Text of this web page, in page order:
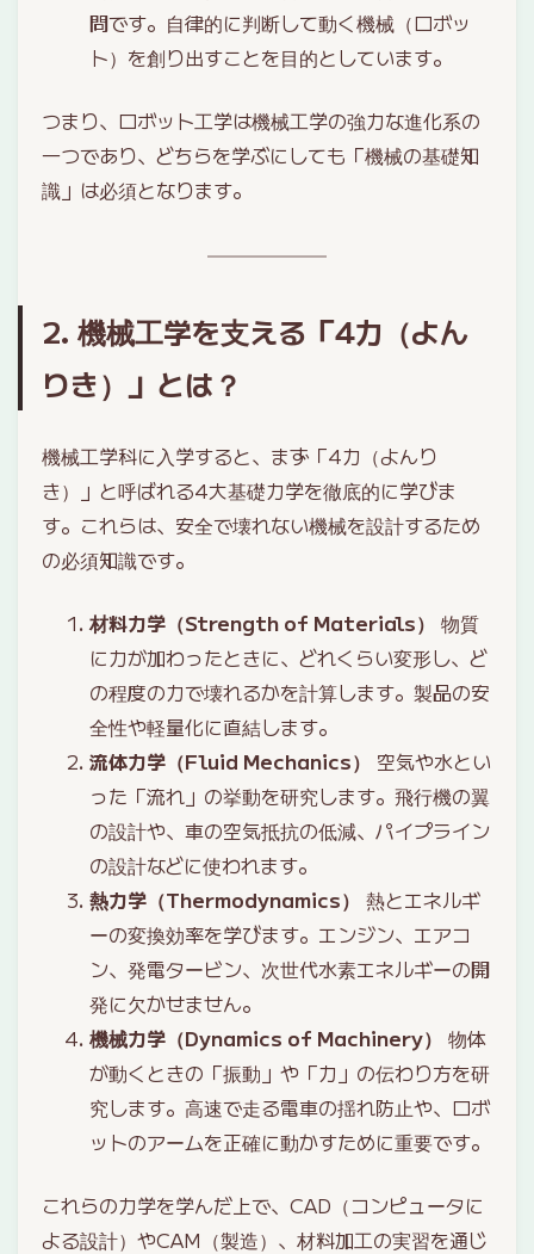
問です。自律的に判断して動く機械（ロボッ
ト）を創り出すことを目的としています。
つまり、ロボット工学は機械工学の強力な進化系の
一つであり、どちらを学ぶにしても「機械の基礎知
識」は必須となります。
2. 機械工学を支える「4力（よん
りき）」とは？
機械工学科に入学すると、まず「4力（よんり
き）」と呼ばれる4大基礎力学を徹底的に学びま
す。これらは、安全で壊れない機械を設計するため
の必須知識です。
材料力学（Strength of Materials） 物質
に力が加わったときに、どれくらい変形し、ど
の程度の力で壊れるかを計算します。製品の安
全性や軽量化に直結します。
流体力学（Fluid Mechanics）
空気や水とい
った「流れ」の挙動を研究します。飛行機の翼
の設計や、車の空気抵抗の低減、パイプライン
の設計などに使われます。
熱力学（Thermodynamics） 熱とエネルギ
ーの変換効率を学びます。エンジン、エアコ
ン、発電タービン、次世代水素エネルギーの開
発に欠かせません。
機械力学（Dynamics of Machinery） 物体
が動くときの「振動」や「力」の伝わり方を研
究します。高速で走る電車の揺れ防止や、ロボ
ットのアームを正確に動かすために重要です。
これらの力学を学んだ上で、CAD（コンピュータに
よる設計）やCAM（製造）、材料加工の実習を通じ